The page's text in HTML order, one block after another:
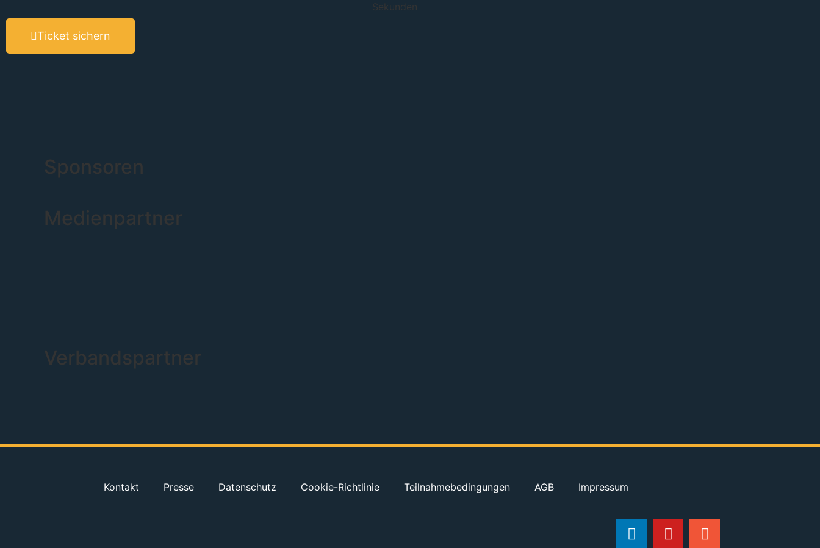
Ticket sichern
Sekunden
Sponsoren
Medienpartner
Verbandspartner
Kontakt Presse Datenschutz Cookie-Richtlinie Teilnahmebedingungen AGB Impressum